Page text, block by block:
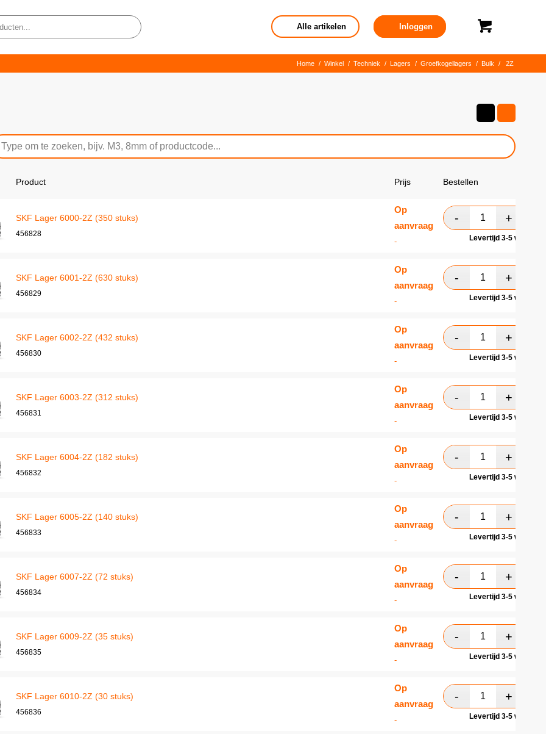
Alle artikelen Inloggen
Home / Winkel / Techniek / Lagers / Groefkogellagers / Bulk / 2Z
Product Prijs Bestellen
SKF Lager 6000-2Z (350 stuks)
456828
Op
aanvraag
- Levertijd 3-5
SKF Lager 6001-2Z (630 stuks)
456829
Op
aanvraag
- Levertijd 3-5
SKF Lager 6002-2Z (432 stuks)
456830
Op
aanvraag
- Levertijd 3-5
SKF Lager 6003-2Z (312 stuks)
456831
Op
aanvraag
- Levertijd 3-5
SKF Lager 6004-2Z (182 stuks)
456832
Op
aanvraag
- Levertijd 3-5
SKF Lager 6005-2Z (140 stuks)
456833
Op
aanvraag
- Levertijd 3-5
SKF Lager 6007-2Z (72 stuks)
456834
Op
aanvraag
- Levertijd 3-5
SKF Lager 6009-2Z (35 stuks)
456835
Op
aanvraag
- Levertijd 3-5
SKF Lager 6010-2Z (30 stuks)
456836
Op
aanvraag
- Levertijd 3-5